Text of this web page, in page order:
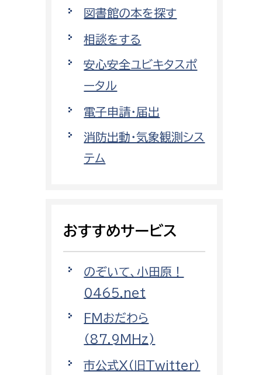
まちづくりに関わりたい
環境事業センター
都市部
都市政策課
都市計画課
地域交通課
消防総務課
予防課
警防計画課
救急課
情報司令課
図書館の本を探す
相談をする
安心安全ユビキタスポ
ータル
電子申請・届出
消防出動・気象観測シス
テム
おすすめサービス
のぞいて、小田原！
0465.net
FMおだわら
（87.9MHz)
市公式X（旧Twitter）